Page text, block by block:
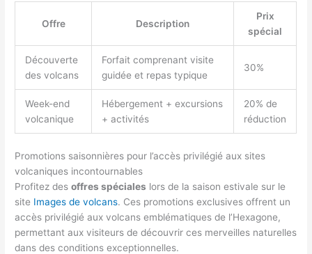
Offre Description
Prix
spécial
Découverte
des volcans
Forfait comprenant visite
guidée et repas typique
30%
Week-end
volcanique
Hébergement + excursions
+ activités
20% de
réduction
Promotions saisonnières pour l’accès privilégié aux sites
volcaniques incontournables
Profitez desoffres spéciales lors de la saison estivale sur le
site Images de volcans. Ces promotions exclusives offrent un
accès privilégié aux volcans emblématiques de l’Hexagone,
permettant aux visiteurs de découvrir ces merveilles naturelles
dans des conditions exceptionnelles.